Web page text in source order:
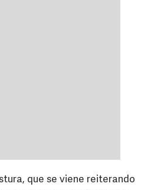
que se viene reiterando